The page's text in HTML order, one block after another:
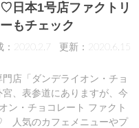
日本1号店ファクトリ
もチェック
：2020.2.7 更新：2020.6.15
店「ダンデライオン・チョ
、表参道にありますが、今
ン・チョコレート ファクト
人気のカフェメニューやプ